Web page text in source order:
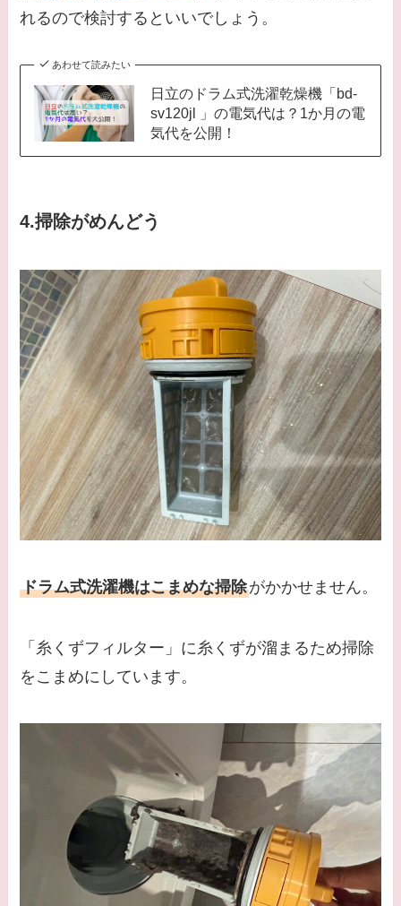
れるので検討するといいでしょう。
あわせて読みたい
日立のドラム式洗濯乾燥機「bd-
sv120jl 」の電気代は？1か月の電
気代を公開！
4.掃除がめんどう
ドラム式洗濯機はこまめな掃除がかかせません。
「糸くずフィルター」に糸くずが溜まるため掃除
をこまめにしています。